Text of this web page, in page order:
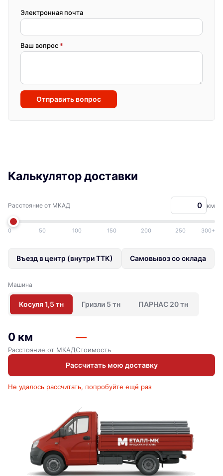
Электронная почта
Ваш вопрос *
Отправить вопрос
Калькулятор доставки
Расстояние от МКАД км
0 50 100 150 200 250 300+
Въезд в центр (внутри ТТК) Самовывоз со склада
Машина
Косуля 1,5 тн Гризли 5 тн ПАРНАС 20 тн
0 км
Расстояние от МКАД
—
Стоимость
Рассчитать мою доставку
Не удалось рассчитать, попробуйте ещё раз